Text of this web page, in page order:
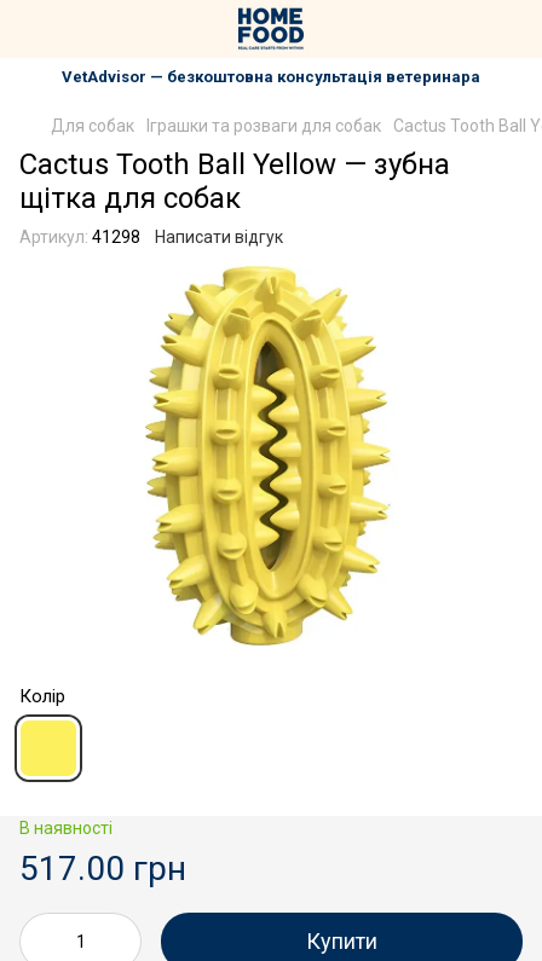
VetAdvisor — безкоштовна консультація ветеринара
Для собак Іграшки та розваги для собак Cactus Tooth Ball
Cactus Tooth Ball Yellow — зубна
щітка для собак
Артикул: 41298 Написати відгук
Колір
В наявності
517.00 грн
Купити